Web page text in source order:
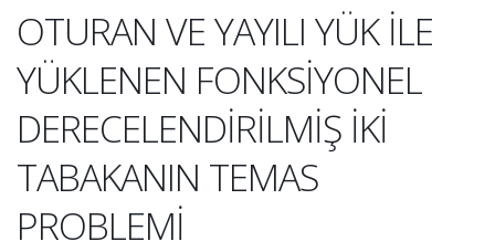
OTURAN VE YAYILI YÜK İLE
YÜKLENEN FONKSİYONEL
DERECELENDİRİLMİŞ İKİ
TABAKANIN TEMAS
PROBLEMİ